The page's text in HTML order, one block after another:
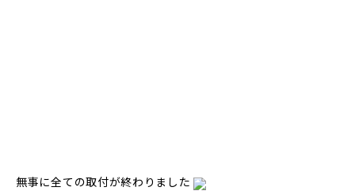
無事に全ての取付が終わりました